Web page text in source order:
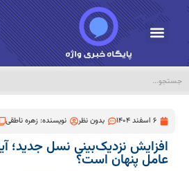
6 اسفند 1404 بدون نظر نویسنده:زهره ناطقی
افزایش نزدیک‌بینی نسل جدید؛
عامل پنهان است؟